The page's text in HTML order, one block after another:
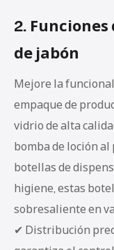
2.
de jabón
Mejore la
empaque de
vidrio de alta
bomba de loción
botellas de
higiene, estas
sobresaliente en
✔ Distribución